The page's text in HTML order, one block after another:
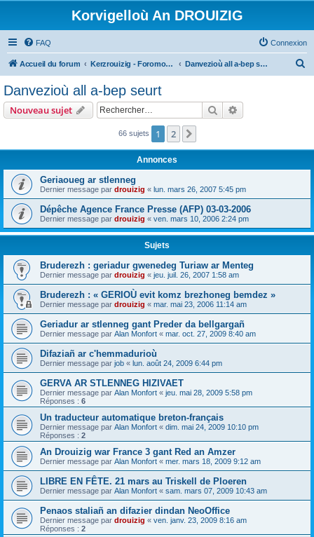
Korvigelloù An DROUIZIG
FAQ Connexion
Accueil du forum Kerzrouizig - Foromoù An Drouizig Danvezioù all a-bep seurt
e
Danvezioù all a-bep seurt
Nouveau sujet Rechercher
66 sujets 1 2
Annonces
Geriaoueg ar stlenneg
Dernier message par drouizig « lun. mars 26, 2007 5:45 pm
Dépêche Agence France Presse (AFP) 03-03-2006
Dernier message par drouizig « ven. mars 10, 2006 2:24 pm
Sujets
Bruderezh : geriadur gwenedeg Turiaw ar Menteg
Dernier message par drouizig « jeu. juil. 26, 2007 1:58 am
Bruderezh : « GERIOÙ evit komz brezhoneg bemdez »
Dernier message par drouizig « mar. mai 23, 2006 11:14 am
Geriadur ar stlenneg gant Preder da bellgargañ
Dernier message par Alan Monfort « mar. oct. 27, 2009 8:40 am
Difaziañ ar c'hemmadurioù
Dernier message par job « lun. août 24, 2009 6:44 pm
GERVA AR STLENNEG HIZIVAET
Dernier message par Alan Monfort « jeu. mai 28, 2009 5:58 pm
Réponses : 6
Un traducteur automatique breton-français
Dernier message par Alan Monfort « dim. mai 24, 2009 10:10 pm
Réponses : 2
An Drouizig war France 3 gant Red an Amzer
Dernier message par Alan Monfort « mer. mars 18, 2009 9:12 am
LIBRE EN FÊTE. 21 mars au Triskell de Ploeren
Dernier message par Alan Monfort « sam. mars 07, 2009 10:43 am
Penaos staliañ an difazier dindan NeoOffice
Dernier message par drouizig « ven. janv. 23, 2009 8:16 am
Réponses : 2